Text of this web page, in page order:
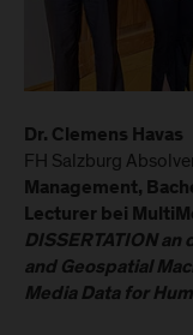
Dr. Clemens Havas
FH Salzburg
Management,
Lecturer bei
DISSERTATION
and Geospatial
Media Data for